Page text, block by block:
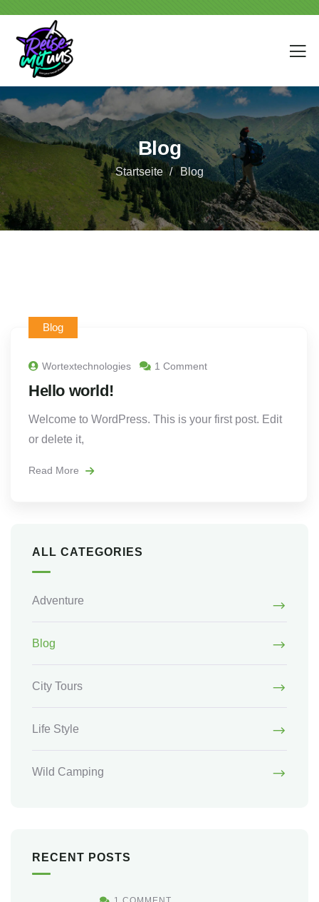
Blog
Startseite Blog
Blog
Wortextechnologies 1 Comment
Hello world!
Welcome to WordPress. This is your first post. Edit
or delete it,
Read More
ALL CATEGORIES
Adventure
Blog
City Tours
Life Style
Wild Camping
RECENT POSTS